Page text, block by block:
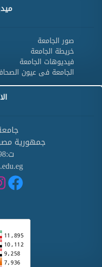
صور الجامعة
خريطة الجامعة
فيديوهات الجامعة
الجامعة فى عيون
جمهورية
ت:0473214998